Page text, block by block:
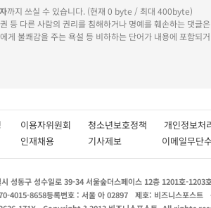
까지 쓰실 수 있습니다. (현재 0 byte / 최대 400byte)
등 다른 사람의 권리를 침해하거나 명예를 훼손하는 댓글
게 불쾌감을 주는 욕설 등 비하하는 단어가 내용에 포함되
정 이용자위원회 청소년보호정책 개인정보
인재채용 기사제보 이메일무단
성동구 성수일로 39-34 서울숲더스페이스 12층 1201호-1203
4015-8658등록번호 : 서울 아 02897 제호: 비즈니스포스트